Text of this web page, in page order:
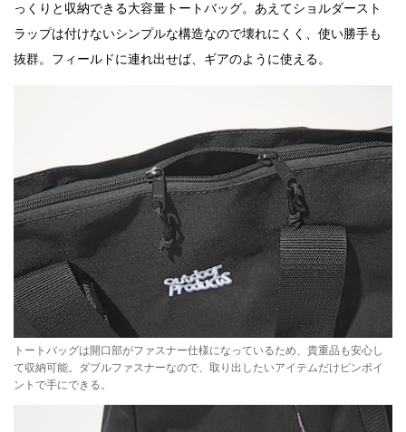
っくりと収納できる大容量トートバッグ。あえてショルダースト
ラップは付けないシンプルな構造なので壊れにくく、使い勝手も
抜群。フィールドに連れ出せば、ギアのように使える。
トートバッグは開口部がファスナー仕様になっているため、貴重品も安心し
て収納可能。ダブルファスナーなので、取り出したいアイテムだけピンポイ
ントで手にできる。